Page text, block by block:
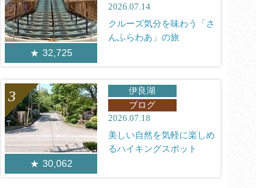
32,725
2026.07.14
クルーズ気分を味わう「さ
んふらわあ」の旅
30,062
伊良湖
ブログ
2026.07.18
美しい自然を気軽に楽しめ
るハイキングスポット